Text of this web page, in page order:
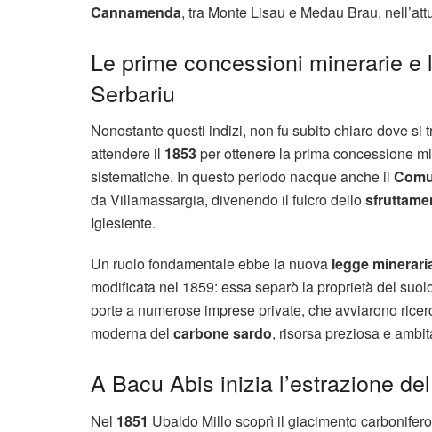
Cannamenda, tra Monte Lisau e Medau Brau,
Le prime concessioni minerarie
Serbariu
Nonostante questi indizi, non fu subito chiaro dove
attendere il 1853per ottenere la prima concessione
sistematiche. In questo periodo nacque anche il
da Villamassargia, divenendo il fulcro dello
Iglesiente.
Un ruolo fondamentale ebbe la nuova legge
modificata nel 1859: essa separò la proprietà del
porte a numerose imprese private, che avviarono
moderna del carbone sardo, risorsa preziosa e
A Bacu Abis inizia l’estrazione
Nel 1851 Ubaldo Millo scoprì il giacimento